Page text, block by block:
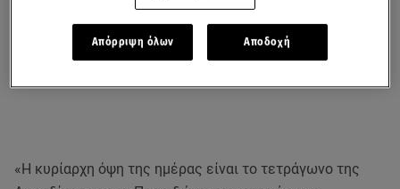
«Η κυρίαρχη όψη της ημέρας είναι το τετράγωνο της
Απόρριψη όλων Αποδοχή